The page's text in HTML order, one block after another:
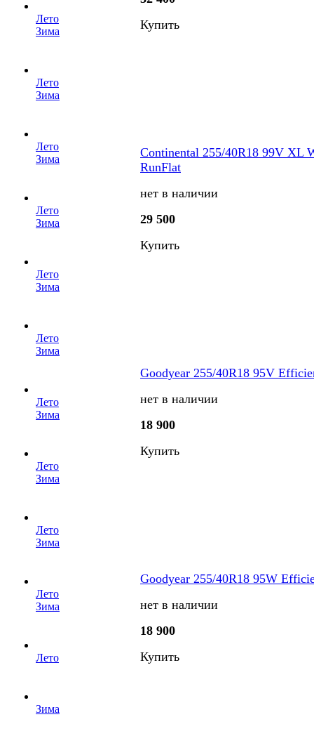
Лето
Зима
Лето
Зима
Лето
Зима
Лето
Зима
Лето
Зима
Лето
Зима
Лето
Зима
Лето
Зима
Лето
Зима
Лето
Зима
Лето
Зима
Купить
Continental 255/40R18 99V XL
RunFlat
нет в наличии
29 500
Купить
Goodyear 255/40R18 95V
нет в наличии
18 900
Купить
Goodyear 255/40R18 95W
нет в наличии
18 900
Купить